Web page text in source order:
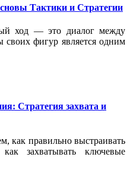
Тактики и Стратегии
ход — это диалог между
своих фигур является одним
Стратегия захвата и
как правильно выстраивать
захватывать ключевые